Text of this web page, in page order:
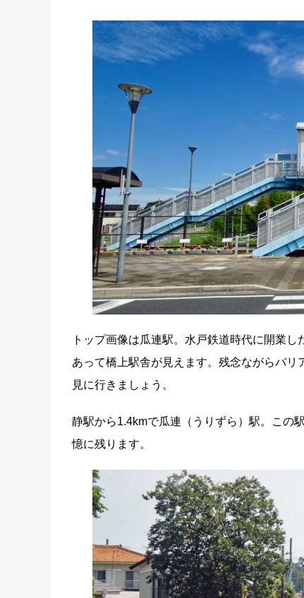
トップ画像は瓜連駅。水戸鉄道時代に開業
あって橋上駅舎が見えます。残念ながらバ
見に行きましょう。
静駅から1.4kmで瓜連（うりずら）駅。この
憶に残ります。